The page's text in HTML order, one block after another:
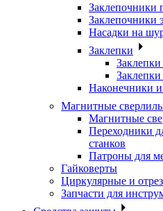
Заклепочники
Заклепочники
Насадки на
Заклепки
Наконечники
Магнитные
Магнитные
Переходники
станков
Патроны для
Гайковерты
Циркулярные и
Запчасти для